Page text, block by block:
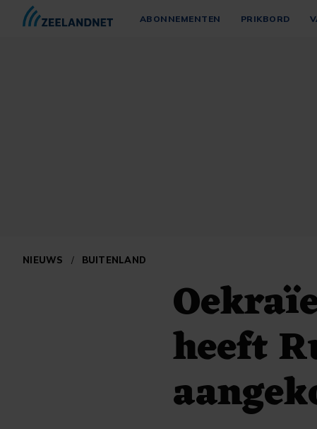
ABONNEMENTEN PRIKBORD
NIEUWS / BUITENLAND
heeft